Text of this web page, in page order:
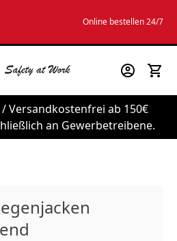
Online bestellen 24/7
Versandkostenfrei ab 150€
an Gewerbetreibene.